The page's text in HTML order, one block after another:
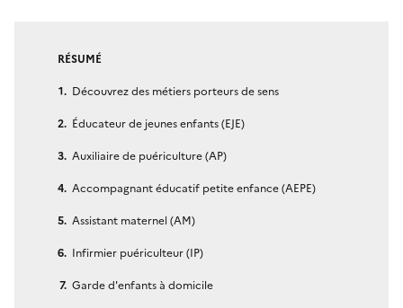
RÉSUMÉ
Découvrez des métiers porteurs de sens
Éducateur de jeunes enfants (EJE)
Auxiliaire de puériculture (AP)
Accompagnant éducatif petite enfance (AEPE)
Assistant maternel (AM)
Infirmier puériculteur (IP)
Garde d'enfants à domicile